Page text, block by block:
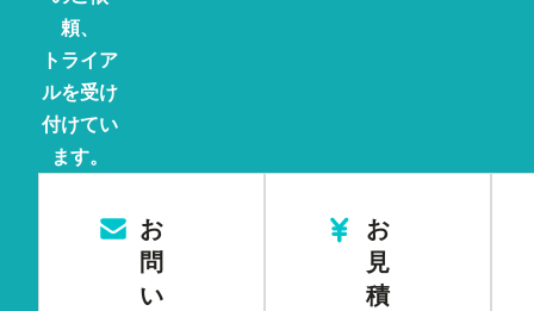
頼、
トライア
ルを受け
付けてい
ます。
お
問
い
お
見
積